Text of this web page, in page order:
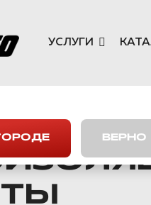
УСЛУГИ
1 ШУМОИЗОЛЯЦИЯ KIA
ВЕРНО